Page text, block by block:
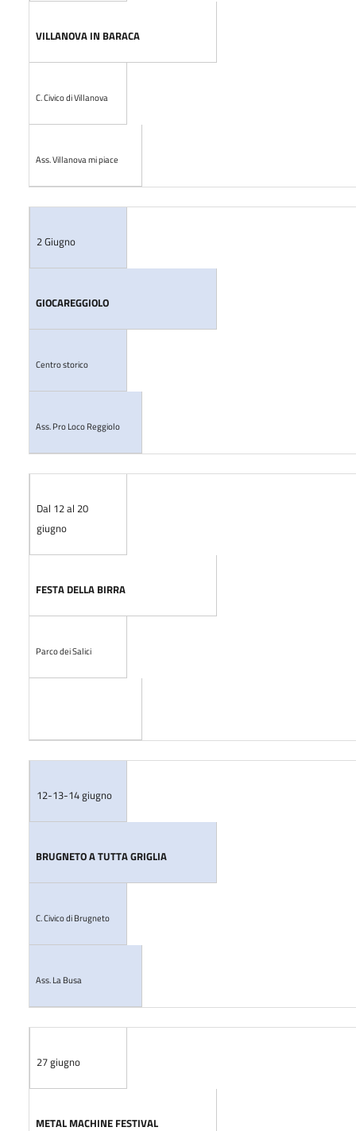
VILLANOVA IN BARACA
C. Civico di Villanova
Ass. Villanova mi piace
2 Giugno
GIOCAREGGIOLO
Centro storico
Ass. Pro Loco Reggiolo
Dal 12 al 20
giugno
FESTA DELLA BIRRA
Parco dei Salici
12-13-14 giugno
BRUGNETO A TUTTA GRIGLIA
C. Civico di Brugneto
Ass. La Busa
27 giugno
METAL MACHINE FESTIVAL